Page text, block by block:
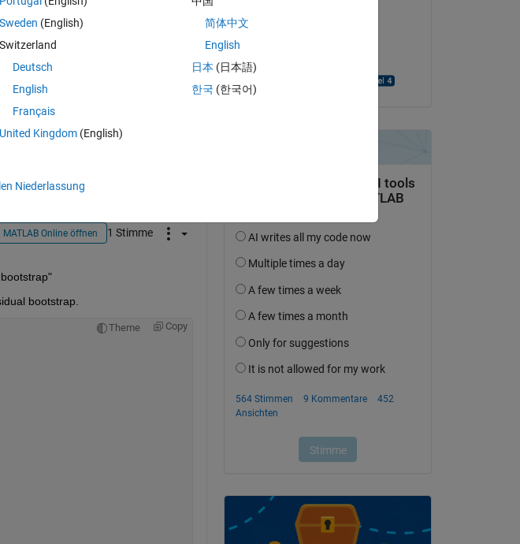
MATLAB Online öffnen 1 Stimme
bootstrap.
Theme Copy
am 30 Sep. 2013
Akzeptiert:
Sweden (English)
Switzerland
Deutsch
English
Français
United Kingdom(English)
简体中文
English
日本 (日本語)
한국 (한국어)
Niederlassung